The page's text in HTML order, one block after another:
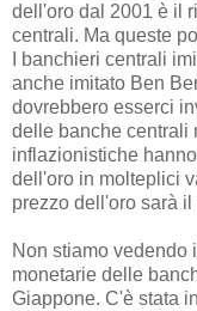
dell'oro dal 2001 è il
centrali. Ma queste
I banchieri centrali
anche imitato Ben
dovrebbero esserci
delle banche centrali
inflazionistiche
dell'oro in molteplici
prezzo dell'oro sarà
Non stiamo vedendo
monetarie delle
Giappone. C'è stata